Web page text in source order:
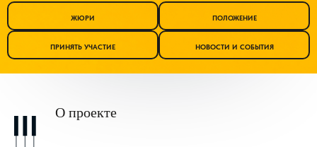
ЖЮРИ ПОЛОЖЕНИЕ
ПРИНЯТЬ УЧАСТИЕ НОВОСТИ И СОБЫТИЯ
О проекте